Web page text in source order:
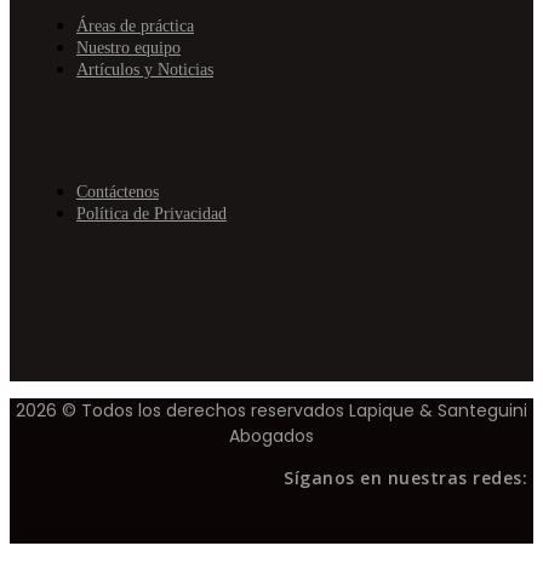
Áreas de práctica
Nuestro equipo
Artículos y Noticias
Contáctenos
Política de Privacidad
2026 © Todos los derechos reservados Lapique & Santeguini
Abogados
Síganos en nuestras redes: